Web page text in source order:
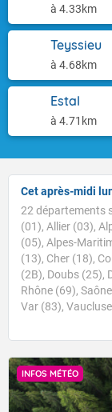
à 4.33km
Teyssieu
à 4.68km
Estal
à 4.71km
Cet après-midi
22 départements
(01), Allier (03),
(05), Alpes-
(13), Cher (18),
(2B), Doubs (25),
Rhône (69),
Var (83),
INFOS MÉTÉO